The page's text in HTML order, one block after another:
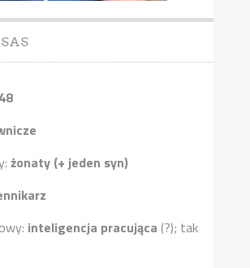
żonaty (+ jeden syn)
inteligencja pracująca (?); tak